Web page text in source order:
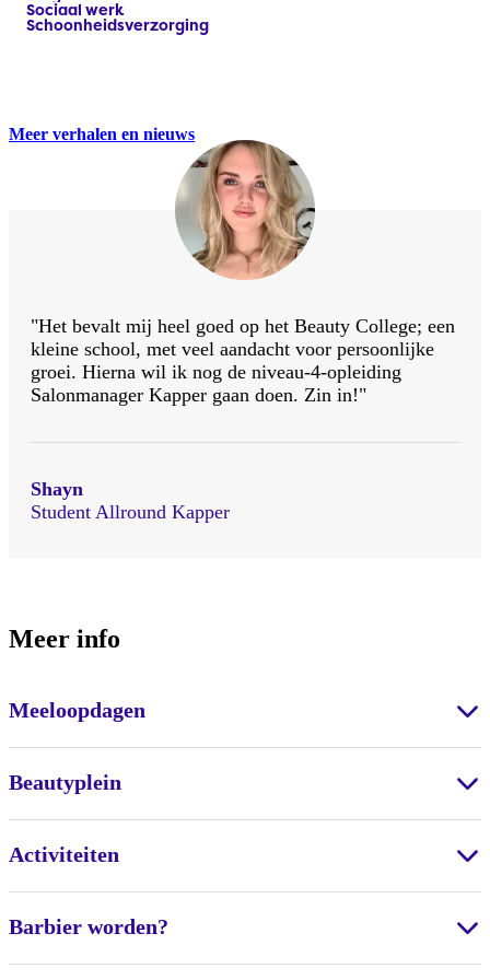
Sociaal werk​
Schoonheidsverzorging
Meer verhalen en nieuws
"Het bevalt mij heel goed op het Beauty College; een
kleine school, met veel aandacht voor persoonlijke
groei. Hierna wil ik nog de niveau-4-opleiding
Salonmanager Kapper gaan doen. Zin in!"
Shayn
Student Allround Kapper
Meer info
Meeloopdagen
Beautyplein
Activiteiten
Barbier worden?